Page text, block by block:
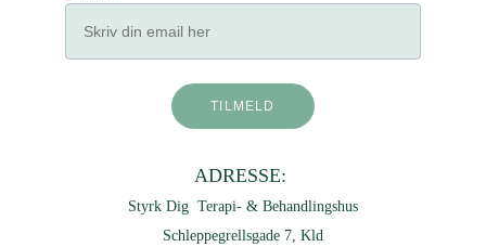
TILMELD
ADRESSE:
Styrk Dig  Terapi- & Behandlingshus
Schleppegrellsgade 7, Kld